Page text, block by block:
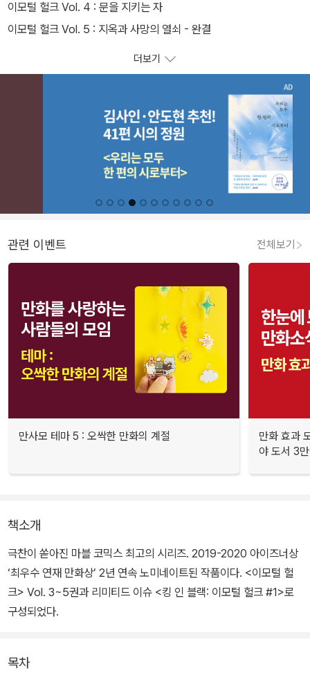
이모털 헐크 Vol. 4 : 문을 지키는 자
이모털 헐크 Vol. 5 : 지옥과 사망의 열쇠 - 완결
더보기
관련 이벤트 전체보기
만사모 테마 5 : 오싹한 만화의 계절
만화 효과
야 도서 3
책소개
극찬이 쏟아진 마블 코믹스 최고의 시리즈. 2019-2020 아이즈너상
‘최우수 연재 만화상’ 2년 연속 노미네이트된 작품이다. <이모털 헐
크> Vol. 3~5권과 리미티드 이슈 <킹 인 블랙: 이모털 헐크 #1>로
구성되었다.
목차